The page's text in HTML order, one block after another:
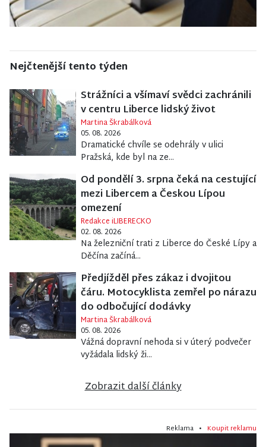
Nejčtenější tento týden
Strážníci a všímaví svědci zachránili
v centru Liberce lidský život
Martina Škrabálková
05. 08. 2026
Dramatické chvíle se odehrály v ulici
Pražská, kde byl na ze...
Od pondělí 3. srpna čeká na cestující
mezi Libercem a Českou Lípou
omezení
Redakce iLIBERECKO
02. 08. 2026
Na železniční trati z Liberce do České Lípy a
Děčína začíná...
Předjížděl přes zákaz i dvojitou
čáru. Motocyklista zemřel po nárazu
do odbočující dodávky
Martina Škrabálková
05. 08. 2026
Vážná dopravní nehoda si v úterý podvečer
vyžádala lidský ži...
Zobrazit další články
Reklama • Koupit reklamu